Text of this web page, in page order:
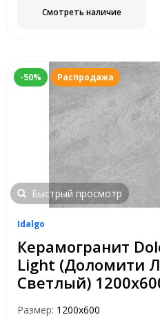
Смотреть наличие
-50% Распродажа
Быстрый просмотр
Idalgo
Керамогранит
Light (Доломити
Светлый)
Размер: 1200х600